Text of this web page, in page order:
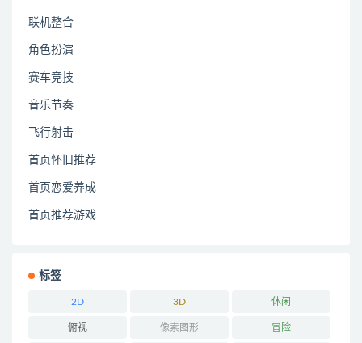
联机整合
角色扮演
赛车竞技
音乐节奏
飞行射击
首页怀旧推荐
首页恋爱养成
首页推荐游戏
标签
2D 3D 休闲
俯视 像素图形 冒险